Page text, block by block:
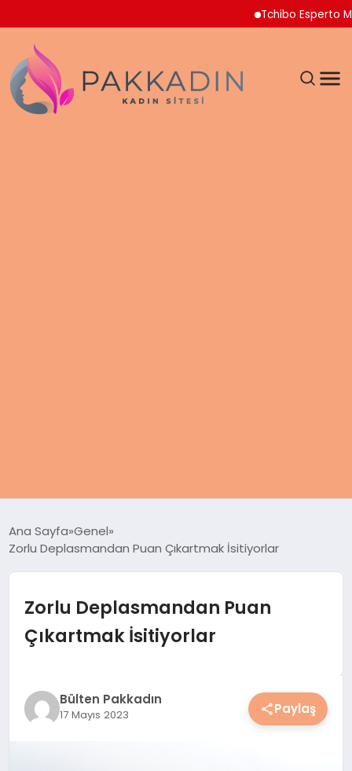
Tchibo Esperto Mini
SAĞLIK
MAGAZIN
YAŞAM
Ana Sayfa Genel
Zorlu Deplasmandan Puan Çıkartmak İsitiyorlar
Zorlu Deplasmandan Puan
Çıkartmak İsitiyorlar
Bülten Pakkadın
17 Mayıs 2023 Paylaş